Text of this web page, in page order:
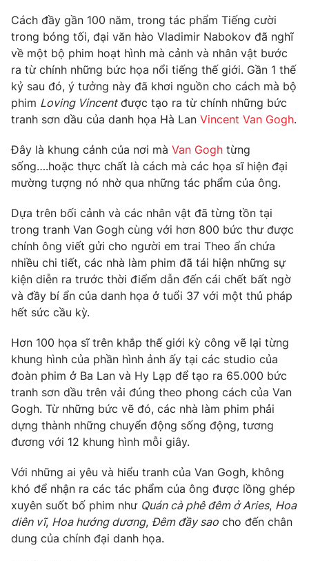
Thị trường
Góc doanh nghiệp
Truyền hình
Phim VTV
Hậu trường
Nhân vật
Khán giả
Giải sao mai
Giải trí
Điện ảnh
Sao
Đời sống
Du lịch
Làm đẹp
Giáo dục
Tuyển sinh
Học trực tuyến
Hitech Công nghệ tương lai
Sản phẩm
Thị trường
Tư vấn
Giao lưu trực tuyến
Lịch phát sóng
Emagazine Podcast
Photo Infographic
Video Shorts video
VTV Money VTV Thể thao
VTV Sức khoẻ Bất động sản
Cách đầy gần 100 năm, trong tác phẩm Tiếng cười
trong bóng tối, đại văn hào Vladimir Nabokov đã nghĩ
về một bộ phim hoạt hình mà cảnh và nhân vật bước
ra từ chính những bức họa nổi tiếng thế giới. Gần 1 thế
kỷ sau đó, ý tưởng này đã khơi nguồn cho cách mà bộ
phim Loving Vincentđược tạo ra từ chính những bức
tranh sơn dầu của danh họa Hà Lan Vincent Van Gogh.
Đây là khung cảnh của nơi mà Van Gogh từng
sống….hoặc thực chất là cách mà các họa sĩ hiện đại
mường tượng nó nhờ qua những tác phẩm của ông.
Dựa trên bối cảnh và các nhân vật đã từng tồn tại
trong tranh Van Gogh cùng với hơn 800 bức thư được
chính ông viết gửi cho người em trai Theo ẩn chứa
nhiều chi tiết, các nhà làm phim đã tái hiện những sự
kiện diễn ra trước thời điểm dẫn đến cái chết bất ngờ
và đầy bí ẩn của danh họa ở tuổi 37 với một thủ pháp
hết sức cầu kỳ.
Hơn 100 họa sĩ trên khắp thế giới kỳ công vẽ lại từng
khung hình của phần hình ảnh ấy tại các studio của
đoàn phim ở Ba Lan và Hy Lạp để tạo ra 65.000 bức
tranh sơn dầu trên vải đúng theo phong cách của Van
Gogh. Từ những bức vẽ đó, các nhà làm phim phải
dựng thành những chuyển động sống động, tương
đương với 12 khung hình mỗi giây.
Với những ai yêu và hiểu tranh của Van Gogh, không
khó để nhận ra các tác phẩm của ông được lồng ghép
xuyên suốt bố phim như Quán cà phê đêm ở Aries, Hoa
diên vĩ, Hoa hướng dương, Đêm đầy sao cho đến chân
dung của chính đại danh họa.